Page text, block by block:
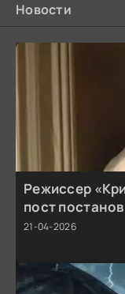
Новости
Режиссер
пост
21-04-2026